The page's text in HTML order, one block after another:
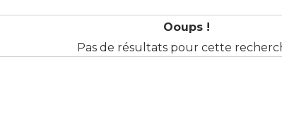
Ooups !
Pas de résultats pour cette